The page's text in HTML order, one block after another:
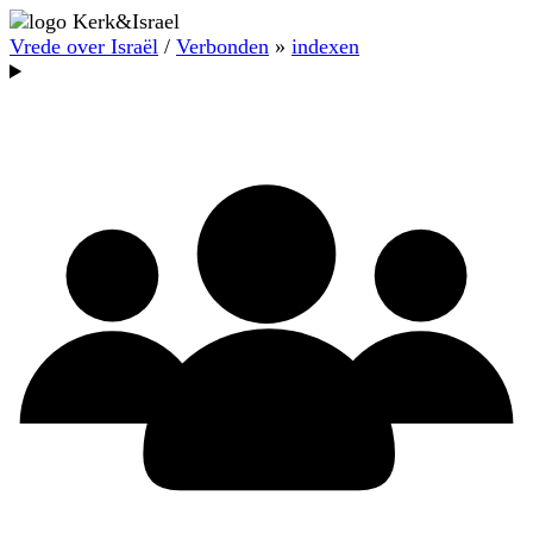
Vrede over Israël / Verbonden » indexen